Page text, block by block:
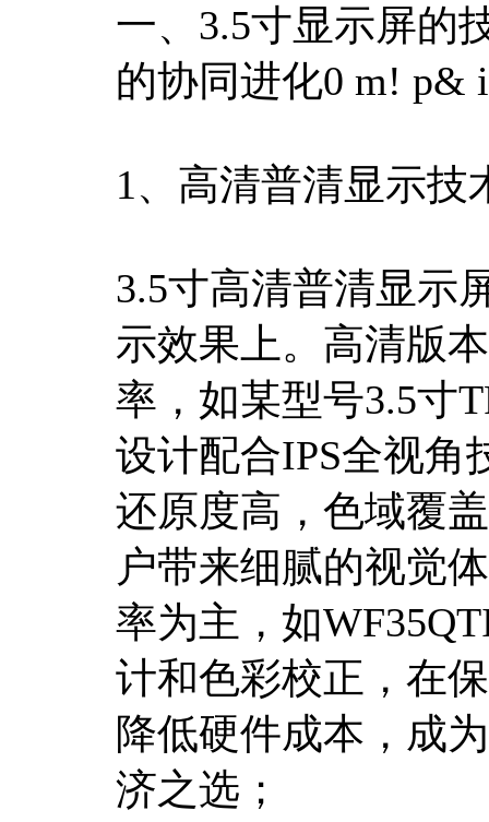
一、3.5寸显示屏的
的协同进化0 m! p&
1、高清普清显示技
3.5寸高清普清显示
示效果上。高清版
率，如某型号3.5寸
设计配合IPS全视角
还原度高，色域覆
户带来细腻的视觉
率为主，如
计和色彩校正，在
降低硬件成本，成
济之选；